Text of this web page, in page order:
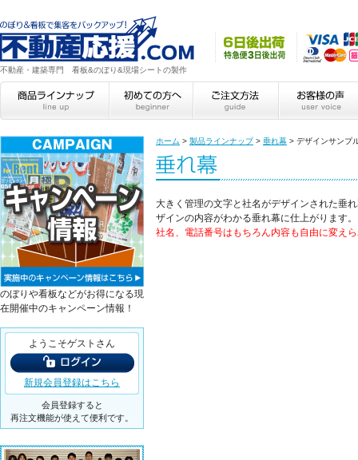
不動産・建築専門 看板&のぼり&現場シートの製作
ホーム > 製品ラインナップ> 垂れ幕 > デザインサンプ
大きく管理の文字と社名がデザインされた垂
ザインの内容がわかる垂れ幕に仕上がります。
社名、電話番号はもちろん内容も自由に変え
のぼりや看板などがお得になる現
在開催中のキャンペーン情報！
ようこそゲストさん
新規会員登録はこちら
会員登録すると
再注文機能が使えて便利です。